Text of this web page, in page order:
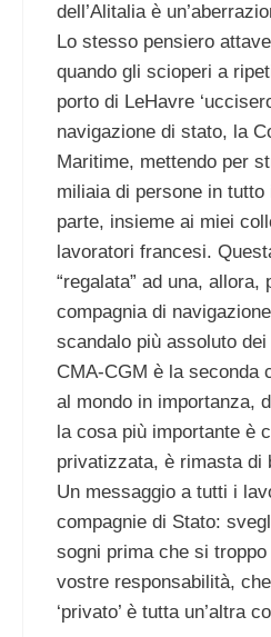
dell’Alitalia è
Lo stesso pensiero
quando gli scioperi a
porto di LeHavre
navigazione di stato, la
Maritime, mettendo per
miliaia di persone in
parte, insieme ai miei
lavoratori francesi.
“regalata” ad una, allora,
compagnia di
scandalo più assoluto
CMA-CGM è la seconda
al mondo in importanza,
la cosa più importante è
privatizzata, è rimasta di
Un messaggio a tutti i
compagnie di Stato:
sogni prima che si
vostre responsabilità,
‘privato’ è tutta un’altra